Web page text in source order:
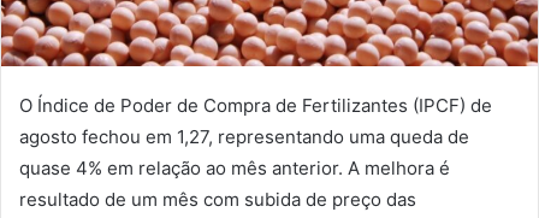
O Índice de Poder de Compra de Fertilizantes (IPCF) de
agosto fechou em 1,27, representando uma queda de
quase 4% em relação ao mês anterior. A melhora é
resultado de um mês com subida de preço das